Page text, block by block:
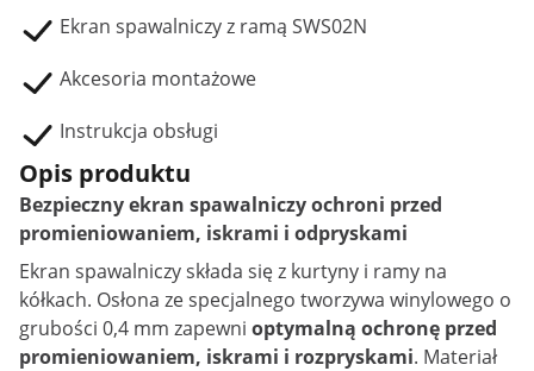
Ekran spawalniczy z ramą SWS02N
Akcesoria montażowe
Instrukcja obsługi
Opis produktu
Bezpieczny ekran spawalniczy ochroni przed
promieniowaniem, iskrami i odpryskami
Ekran spawalniczy składa się z kurtyny i ramy na
kółkach. Osłona ze specjalnego tworzywa winylowego o
grubości 0,4 mm zapewni optymalną ochronę przed
promieniowaniem, iskrami i rozpryskami. Materiał